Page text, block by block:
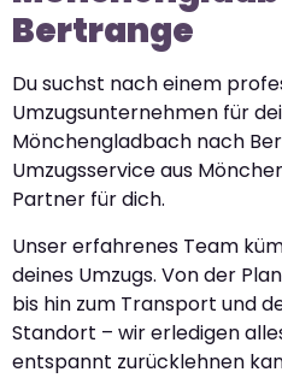
Bertrange
Du suchst nach einem
Umzugsunternehmen für
Mönchengladbach nach
Umzugsservice aus
Partner für dich.
Unser erfahrenes Team
deines Umzugs. Von der
bis hin zum Transport und
Standort – wir erledigen
entspannt zurücklehnen